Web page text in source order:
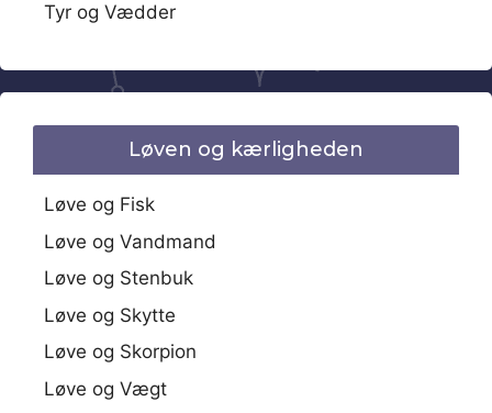
Tyr og Vædder
Løven og kærligheden
Løve og Fisk
Løve og Vandmand
Løve og Stenbuk
Løve og Skytte
Løve og Skorpion
Løve og Vægt